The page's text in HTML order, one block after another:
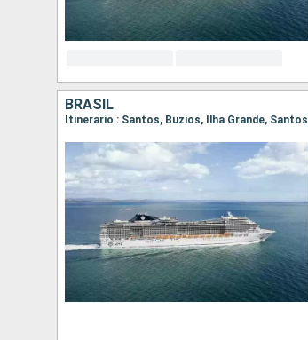
BRASIL
Itinerario : Santos, Buzios, Ilha Grande, Santos